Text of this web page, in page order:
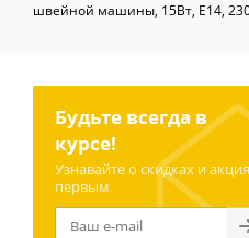
швейной машины, 15Вт, E14,
Будьте всегда в
курсе!
Узнавайте о скидках и
первым